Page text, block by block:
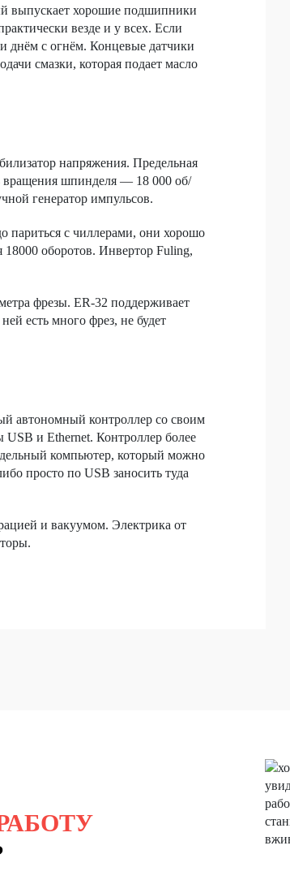
выпускает хорошие подшипники
везде и у всех. Если
днём с огнём. Концевые датчики
смазки, которая подает масло
напряжения. Предельная
вращения шпинделя — 18 000 об/
генератор импульсов.
париться с чиллерами, они хорошо
оборотов. Инвертор Fuling,
фрезы. ER-32 поддерживает
есть много фрез, не будет
автономный контроллер со своим
и Ethernet. Контроллер более
компьютер, который можно
просто по USB заносить туда
и вакуумом. Электрика от